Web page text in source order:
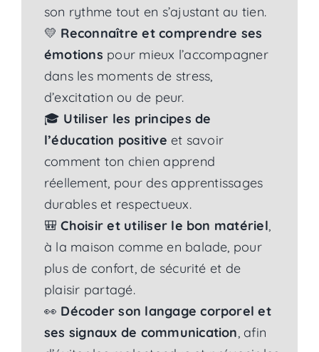
son rythme tout en s’ajustant au tien.
💛 Reconnaître et comprendre ses
émotions pour mieux l’accompagner
dans les moments de stress,
d’excitation ou de peur.
🎓 Utiliser les principes de
l’éducation positive et savoir
comment ton chien apprend
réellement, pour des apprentissages
durables et respectueux.
🎒Choisir et utiliser le bon matériel,
à la maison comme en balade, pour
plus de confort, de sécurité et de
plaisir partagé.
👀 Décoder son langage corporel et
ses signaux de communication, afin